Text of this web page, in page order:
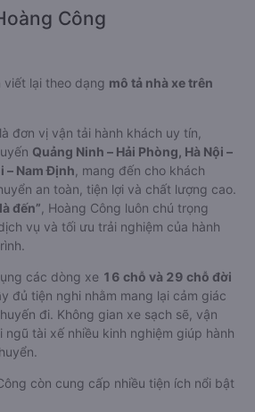
Công
viết lại theo dạng mô tả nhà xe trên
là đơn vị vận tải hành khách uy tín,
Quảng Ninh – Hải Phòng, Hà Nội –
– Nam Định , mang đến cho khách
an toàn, tiện lợi và chất lượng cao.
đến” , Hoàng Công luôn chú trọng
vụ và tối ưu trải nghiệm của hành
các dòng xe 16 chỗ và 29 chỗ đời
đủ tiện nghi nhằm mang lại cảm giác
đi. Không gian xe sạch sẽ, vận
ngũ tài xế nhiều kinh nghiệm giúp hành
còn cung cấp nhiều tiện ích nổi bật